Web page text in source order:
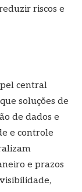
riscos e
central
soluções de
de dados e
e controle
e prazos